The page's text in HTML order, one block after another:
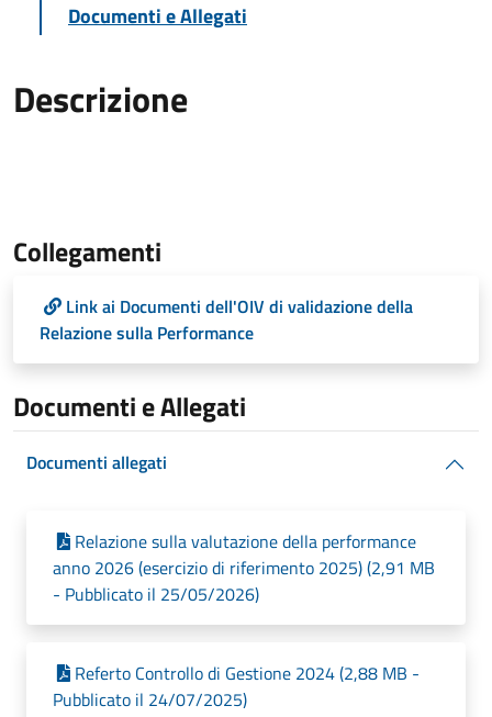
Documenti e Allegati
Descrizione
Collegamenti
Link ai Documenti dell'OIV di validazione della
Relazione sulla Performance
Documenti e Allegati
Documenti allegati
Relazione sulla valutazione della performance
anno 2026 (esercizio di riferimento 2025) (2,91 MB
- Pubblicato il 25/05/2026)
Referto Controllo di Gestione 2024 (2,88 MB -
Pubblicato il 24/07/2025)